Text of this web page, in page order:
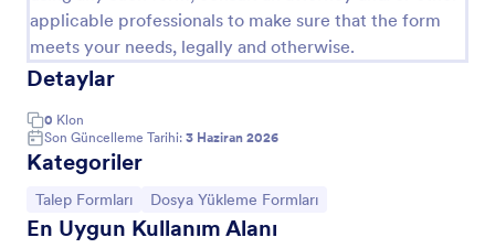
applicable professionals to make sure that the form
meets your needs, legally and otherwise.
Detaylar
0 Klon
Son Güncelleme Tarihi: 3 Haziran 2026
Kategoriler
Kategoriye git:
Talep Formları Kategoriye git:
Dosya Yükleme Formları
En Uygun Kullanım Alanı
Önizleme